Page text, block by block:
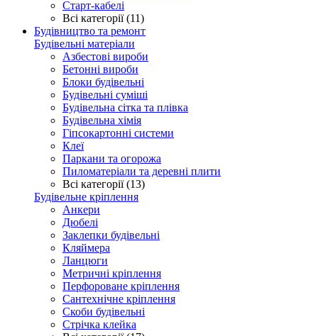
Старт-кабелі
Всі категорії (11)
Будівництво та ремонт
Будівельні матеріали
Азбестові вироби
Бетонні вироби
Блоки будівельні
Будівельні суміші
Будівельна сітка та плівка
Будівельна хімія
Гіпсокартонні системи
Клеї
Паркани та огорожа
Пиломатеріали та деревні плити
Всі категорії (13)
Будівельне кріплення
Анкери
Дюбелі
Заклепки будівельні
Кляймера
Ланцюги
Метричні кріплення
Перфороване кріплення
Сантехнічне кріплення
Скоби будівельні
Стрічка клейка